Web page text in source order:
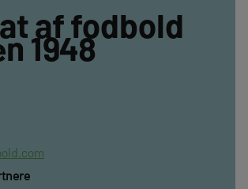
af fodbold
1948